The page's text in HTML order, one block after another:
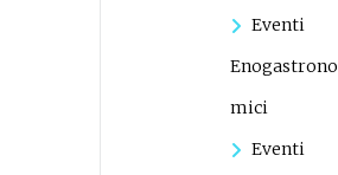
Eventi
Enogastrono
mici
Eventi